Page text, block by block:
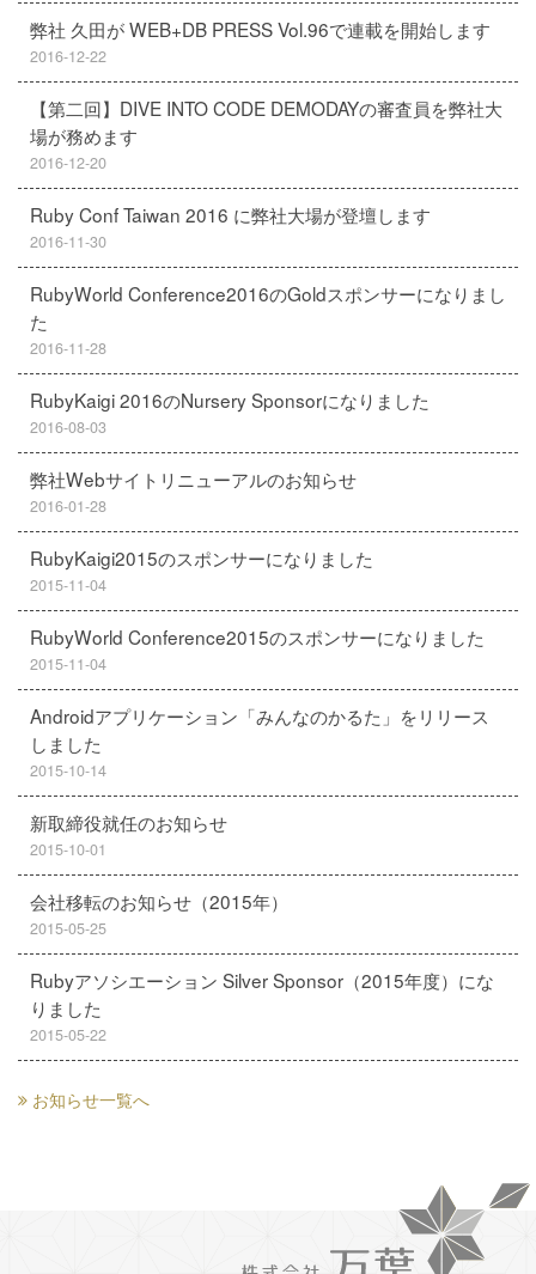
弊社 久田が WEB+DB PRESS Vol.96で連載を開始します
2016-12-22
【第二回】DIVE INTO CODE DEMODAYの審査員を弊社大
場が務めます
2016-12-20
Ruby Conf Taiwan 2016 に弊社大場が登壇します
2016-11-30
RubyWorld Conference2016のGoldスポンサーになりまし
た
2016-11-28
RubyKaigi 2016のNursery Sponsorになりました
2016-08-03
弊社Webサイトリニューアルのお知らせ
2016-01-28
RubyKaigi2015のスポンサーになりました
2015-11-04
RubyWorld Conference2015のスポンサーになりました
2015-11-04
Androidアプリケーション「みんなのかるた」をリリース
しました
2015-10-14
新取締役就任のお知らせ
2015-10-01
会社移転のお知らせ（2015年）
2015-05-25
Rubyアソシエーション Silver Sponsor（2015年度）にな
りました
2015-05-22
お知らせ一覧へ